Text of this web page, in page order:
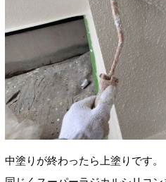
中塗りが終わったら上塗りです。